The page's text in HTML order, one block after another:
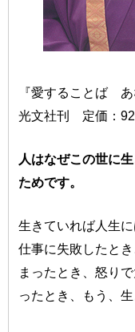
『愛することば
光文社刊 定価：
人はなぜこの世に
ためです。
生きていれば人生
仕事に失敗したと
まったとき、怒り
ったとき、もう、